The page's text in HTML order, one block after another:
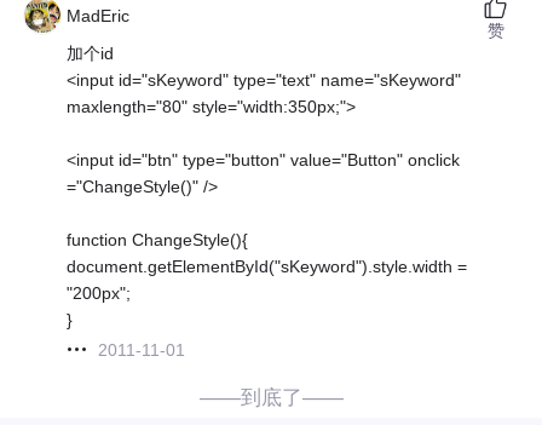
MadEric
加个id
<input id="sKeyword" type="text" name="sKeyword"
maxlength="80" style="width:350px;">
<input id="btn" type="button" value="Button" onclick
="ChangeStyle()" />
function ChangeStyle(){
document.getElementById("sKeyword").style.width =
"200px";
}
2011-11-01
赞
——到底了——